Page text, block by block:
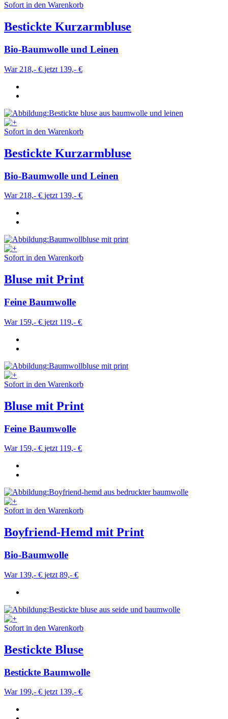
Sofort in den Warenkorb
Bestickte Kurzarmbluse
Bio-Baumwolle und Leinen
War 218,- € jetzt 139,- €
Sofort in den Warenkorb
Bestickte Kurzarmbluse
Bio-Baumwolle und Leinen
War 218,- € jetzt 139,- €
Sofort in den Warenkorb
Bluse mit Print
Feine Baumwolle
War 159,- € jetzt 119,- €
Sofort in den Warenkorb
Bluse mit Print
Feine Baumwolle
War 159,- € jetzt 119,- €
Sofort in den Warenkorb
Boyfriend-Hemd mit Print
Bio-Baumwolle
War 139,- € jetzt 89,- €
Sofort in den Warenkorb
Bestickte Bluse
Bestickte Baumwolle
War 199,- € jetzt 139,- €